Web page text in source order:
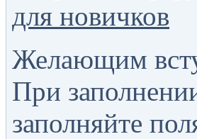
для новичков
Желающим
При
заполняйте